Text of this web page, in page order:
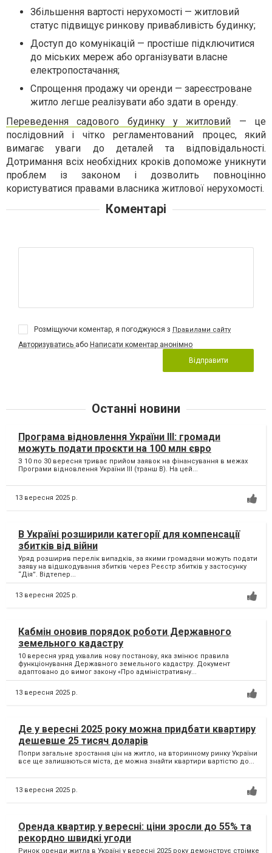
Збільшення вартості нерухомості — житловий
статус підвищує ринкову привабливість будинку;
Доступ до комунікацій — простіше підключитися
до міських мереж або організувати власне
електропостачання;
Спрощення продажу чи оренди — зареєстроване
житло легше реалізувати або здати в оренду.
Переведення садового будинку у житловий — це
послідовний і чітко регламентований процес, який
вимагає уваги до деталей та відповідальності.
Дотримання всіх необхідних кроків допоможе уникнути
проблем із законом і дозволить повноцінно
користуватися правами власника житлової нерухомості.
Коментарі
Розміщуючи коментар, я погоджуюся з Правилами сайту
Авторизуватись або Написати коментар анонімно
Відправити
Останні новини
Програма відновлення України ІІІ: громади
можуть подати проєкти на 100 млн євро
З 10 по 30 вересня триває прийом заявок на фінансування в межах
Програми відновлення України ІІІ (транш B). На цей...
13 вересня 2025 р.
В Україні розширили категорії для компенсації
збитків від війни
Уряд розширив перелік випадків, за якими громадяни можуть подати
заяву на відшкодування збитків через Реєстр збитків у застосунку
“Дія”. Відтепер...
13 вересня 2025 р.
Кабмін оновив порядок роботи Державного
земельного кадастру
10 вересня уряд ухвалив нову постанову, яка змінює правила
функціонування Державного земельного кадастру. Документ
адаптовано до вимог закону «Про адміністративну...
13 вересня 2025 р.
Де у вересні 2025 року можна придбати квартиру
дешевше 25 тисяч доларів
Попри загальне зростання цін на житло, на вторинному ринку України
все ще залишаються міста, де можна знайти квартири вартістю до...
13 вересня 2025 р.
Оренда квартир у вересні: ціни зросли до 55% та
рекордно швидкі угоди
Ринок оренди житла в Україні у вересні 2025 року демонструє стрімке